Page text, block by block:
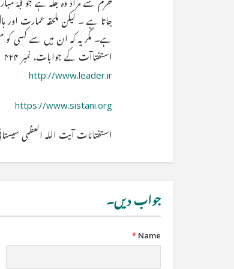
حرم سے مراد وہ جگہ ہے جو قبۂ
جاتا ہے ۔ لیکن ملحقہ عمارت
ہے۔ مگر یہ کہ ان میں سے کسی کو
استفتاآت کے جوابات، نمبر ۴۲۴
http://www.leader.ir
https://www.sistani.org
استفتائات آیت الله العظمی
جواب دیں۔
Name
*